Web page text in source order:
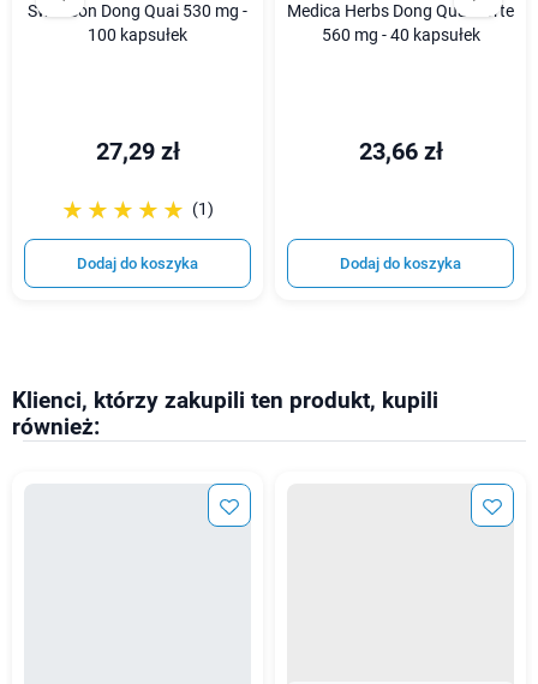
Swanson Dong Quai 530 mg -
100 kapsułek
27,29 zł
☆☆☆☆☆
★★★★★ (1)
Dodaj do koszyka
Medica Herbs Dong Quai Forte
560 mg - 40 kapsułek
23,66 zł
Dodaj do koszyka
Klienci, którzy zakupili ten produkt, kupili
również: